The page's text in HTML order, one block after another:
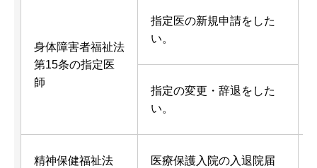
身体障害者福祉法
第15条の指定医
師
指定医の新規申請をした
い。
指定の変更・辞退をした
い。
精神保健福祉法
医療保護入院の入退院届